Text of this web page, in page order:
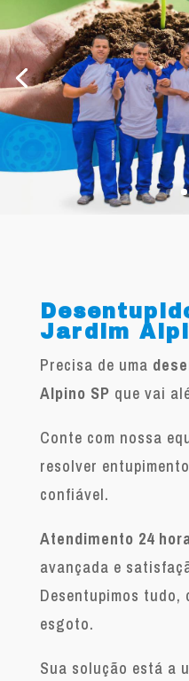
Jardim
Precisa de uma
Alpino SP que vai
Conte com nossa
resolver
confiável.
Atendimento 24
avançada e
Desentupimos tudo,
esgoto.
Sua solução está a